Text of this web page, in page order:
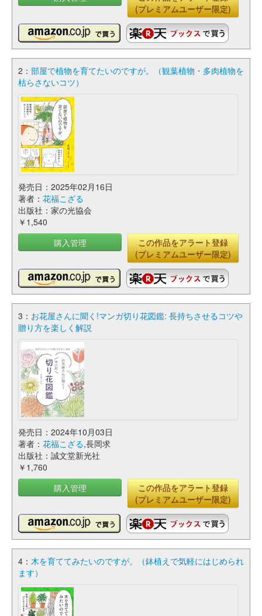
(プレミアムユーザー限定)
2： 部屋で植物を育てたいのですが。（観葉植物・多肉植物を
枯らさないコツ）
発売日：2025年02月16日
著者： 花福こざる
出版社：家の光協会
￥1,540
購入管理
この作品をアラート登録
(プレミアムユーザー限定)
3： お花屋さんに聞く!マンガ切り花図鑑: 長持ちさせるコツや
贈り方を楽しく解説
発売日：2024年10月03日
著者： 花福こざる,長岡求
出版社：誠文堂新光社
￥1,760
購入管理
この作品をアラート登録
(プレミアムユーザー限定)
4： 木を育ててみたいのですが。（鉢植えで気軽にはじめられ
ます）